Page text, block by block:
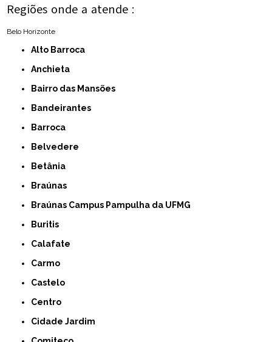
Regiões onde a atende :
Belo Horizonte
Alto Barroca
Anchieta
Bairro das Mansões
Bandeirantes
Barroca
Belvedere
Betânia
Braúnas
Braúnas Campus Pampulha da UFMG
Buritis
Calafate
Carmo
Castelo
Centro
Cidade Jardim